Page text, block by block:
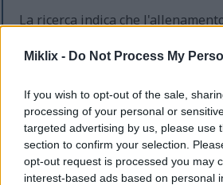
Miklix - Do Not Process My
If you wish to opt-out of the sale,
processing of your personal or
targeted advertising by us, please use
section to confirm your selection.
opt-out request is processed you may
interest-based ads based on personal
La ricerca indica che
dell'ellittica, migliora il tono
fondamentali per la mobilità
L'uso regolare di un'ellittica
significativo alla forza del core,
migliore equilibrio e